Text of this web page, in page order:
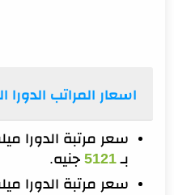
اسعار المراتب الدورا
بـ5121 جنيه.